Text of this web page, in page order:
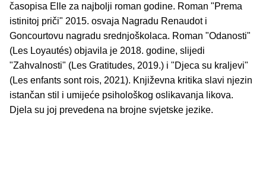
časopisa Elle za najbolji roman godine. Roman "Prema
istinitoj priči" 2015. osvaja Nagradu Renaudot i
Goncourtovu nagradu srednjoškolaca. Roman "Odanosti"
(Les Loyautés) objavila je 2018. godine, slijedi
"Zahvalnosti" (Les Gratitudes, 2019.) i "Djeca su kraljevi"
(Les enfants sont rois, 2021). Književna kritika slavi njezin
istančan stil i umijeće psihološkog oslikavanja likova.
Djela su joj prevedena na brojne svjetske jezike.